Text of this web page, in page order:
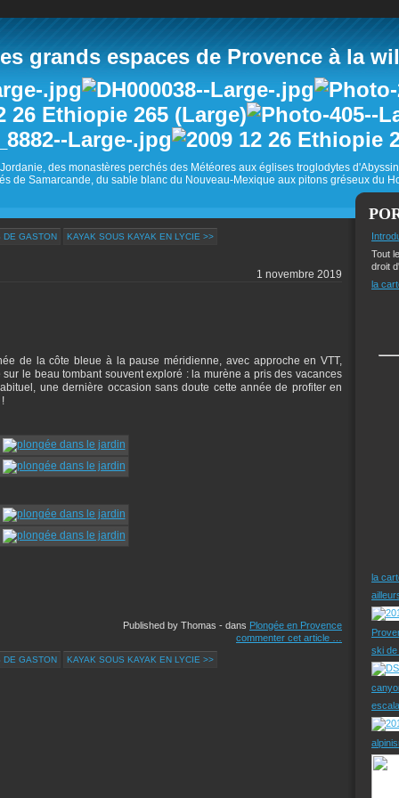
grands espaces de Provence à la
des monastères perchés des Météores aux églises troglodytes
de Samarcande, du sable blanc du Nouveau-Mexique aux pitons gréseux du
DE GASTON KAYAK SOUS KAYAK EN LYCIE >>
1 novembre 2019
de la côte bleue à la pause méridienne, avec approche en VTT,
le beau tombant souvent exploré : la murène a pris des vacances
une dernière occasion sans doute cette année de profiter en
Published by Thomas - dans Plongée en Provence
commenter cet article
DE GASTON KAYAK SOUS KAYAK EN LYCIE >>
Tout
droit
la
la
ski de